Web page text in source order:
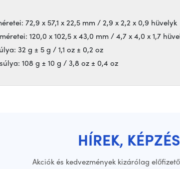
72,9 x 57,1 x 22,5 mm / 2,9 x 2,2 x 0,9 hüvelyk
120,0 x 102,5 x 43,0 mm / 4,7 x 4,0 x 1,7
32 g ± 5 g / 1,1 oz ± 0,2 oz
108 g ± 10 g / 3,8 oz ± 0,4 oz
HÍREK,
Akciók és kedvezmények kizárólag